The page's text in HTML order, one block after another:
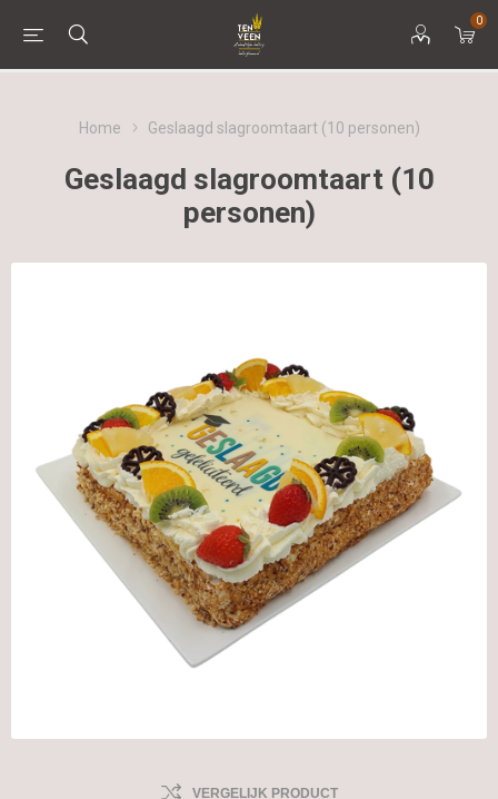
0
Home Geslaagd slagroomtaart (10 personen)
Geslaagd slagroomtaart (10
personen)
VERGELIJK PRODUCT